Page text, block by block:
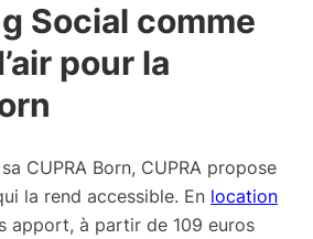
Social comme
pour la
CUPRA Born, CUPRA propose
la rend accessible. En location
apport, à partir de 109 euros